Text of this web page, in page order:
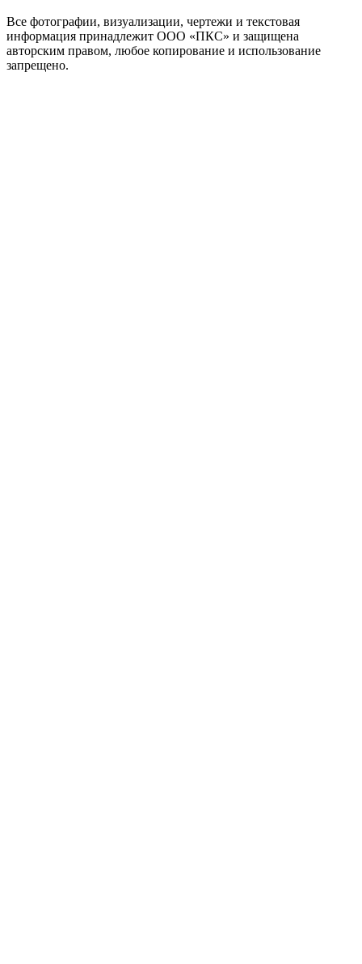
Все фотографии, визуализации, чертежи и текстовая
информация принадлежит ООО «ПКС» и защищена
авторским правом, любое копирование и использование
запрещено.